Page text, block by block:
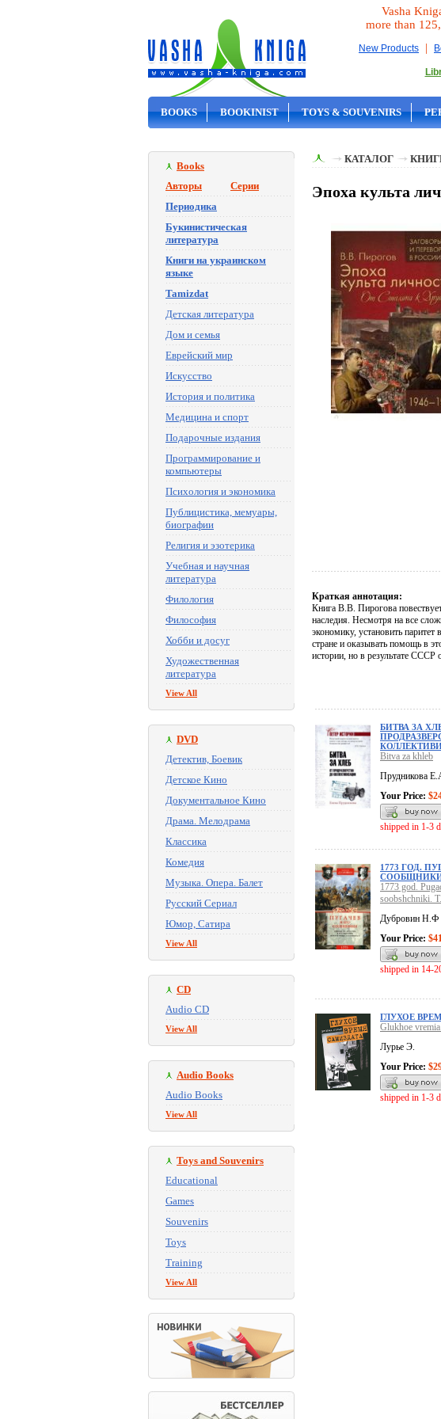
Vasha
more than
New Products |
BOOKS BOOKINIST TOYS & SOUVENIRS
Books
Авторы
Серии
Периодика
Букинистическая
литература
Книги на украинском
языке
Tamizdat
Детская литература
Дом и семья
Еврейский мир
Искусство
История и политика
Медицина и спорт
Подарочные издания
Программирование и
компьютеры
Психология и экономика
Публицистика, мемуары,
биографии
Религия и эзотерика
Учебная и научная
литература
Филология
Философия
Хобби и досуг
Художественная
литература
View All
DVD
Детектив, Боевик
Детское Кино
Документальное Кино
Драма. Мелодрама
Классика
Комедия
Музыка. Опера. Балет
Русский Сериал
Юмор, Сатира
View All
CD
Audio CD
View All
Audio Books
Audio Books
View All
Toys and Souvenirs
Educational
Games
Souvenirs
Toys
Training
View All
КАТАЛОГ
Эпоха культа
Краткая аннотация:
Книга В.В. Пирогова
наследия. Несмотря на все
экономику, установить
стране и оказывать помощь в
истории, но в результате СССР
БИТВА ЗА
Bitva za khleb
Прудникова
Your Price:
shipped in 1-3
1773 ГОД.
1773 god.
soobshchniki.
Дубровин Н.Ф
Your Price:
shipped in 14-
ГЛУХОЕ
Glukhoe
Лурье Э.
Your Price:
shipped in 1-3